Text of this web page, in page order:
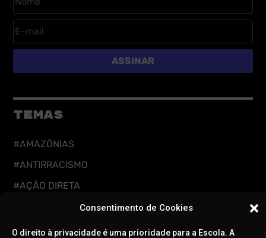
Consentimento de Cookies
O direito à privacidade é uma prioridade para a Escola. A
ASSINAR
TEMAS
#AMAZÔNIAS
#ANTIRRACISMO
#AÇÃO DIRETA
#CUIDADOS DIGITAIS
#CUIDADOS INTEGRAIS